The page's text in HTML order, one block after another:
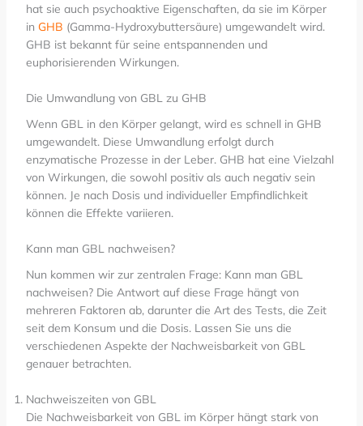
hat sie auch psychoaktive Eigenschaften, da sie im Körper
in GHB (Gamma-Hydroxybuttersäure) umgewandelt wird.
GHB ist bekannt für seine entspannenden und
euphorisierenden Wirkungen.
Die Umwandlung von GBL zu GHB
Wenn GBL in den Körper gelangt, wird es schnell in GHB
umgewandelt. Diese Umwandlung erfolgt durch
enzymatische Prozesse in der Leber. GHB hat eine Vielzahl
von Wirkungen, die sowohl positiv als auch negativ sein
können. Je nach Dosis und individueller Empfindlichkeit
können die Effekte variieren.
Kann man GBL nachweisen?
Nun kommen wir zur zentralen Frage: Kann man GBL
nachweisen? Die Antwort auf diese Frage hängt von
mehreren Faktoren ab, darunter die Art des Tests, die Zeit
seit dem Konsum und die Dosis. Lassen Sie uns die
verschiedenen Aspekte der Nachweisbarkeit von GBL
genauer betrachten.
Nachweiszeiten von GBL
Die Nachweisbarkeit von GBL im Körper hängt stark von